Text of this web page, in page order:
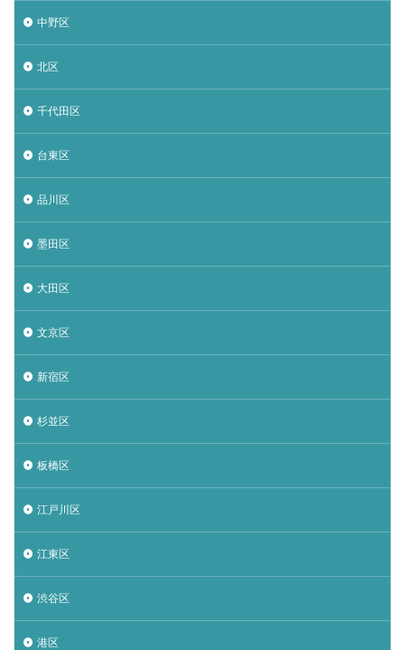
中野区
北区
千代田区
台東区
品川区
墨田区
大田区
文京区
新宿区
杉並区
板橋区
江戸川区
江東区
渋谷区
港区